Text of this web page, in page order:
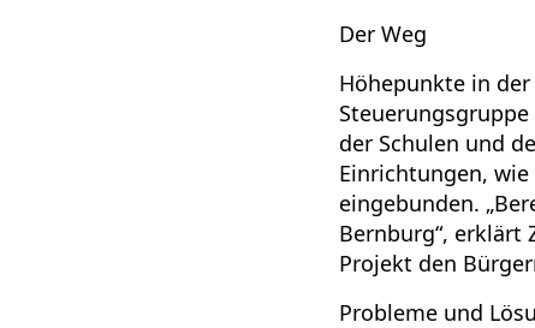
Der Weg
Höhepunkte in
der Schulen und
Einrichtungen,
eingebunden.
Bernburg“, erklärt
Projekt den
Probleme und